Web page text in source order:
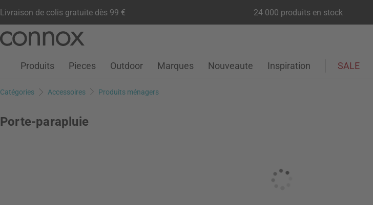
Livraison de colis gratuite dès 99 € 24 000 produits en stock
contenu
Compte clientListe de souhaits
Warenkorb
Produits Pieces Outdoor Marques Nouveaute Inspiration SALE
Catégories Accessoires Produits ménagers
Porte-parapluie